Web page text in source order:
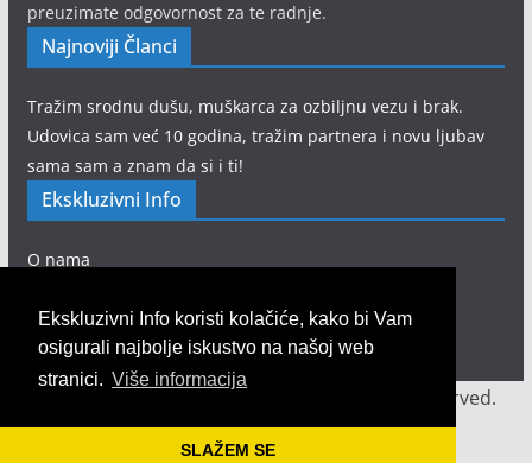
Ekskluzivni Info koristi kolačiće, kako bi Vam
osigurali najbolje iskustvo na našoj web
stranici. Više informacija
SLAŽEM SE
preuzimate odgovornost za te radnje.
Najnoviji Članci
Tražim srodnu dušu, muškarca za ozbiljnu vezu i brak.
Udovica sam već 10 godina, tražim partnera i novu ljubav
sama sam a znam da si i ti!
Ekskluzivni Info
O nama
Kontakt obrazac
Ekskluzivni info
. All rights reserved.
Theme: ColorMag byThemeGrill. Powered by